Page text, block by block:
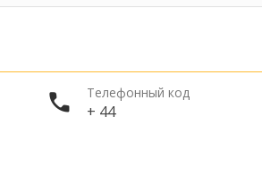
Телефонный код
+ 44